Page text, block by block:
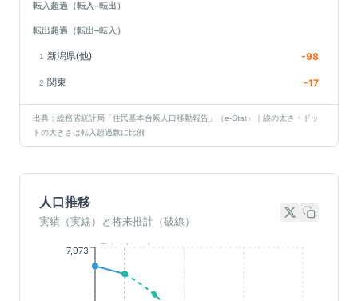
転入超過（転入−転出）
転出超過（転出−転入）
1 新潟県(他) -98
2 関東 -17
出典：総務省統計局「住民基本台帳人口移動報告」（e-Stat）｜線の太さ・ドッ
トの大きさは転入超過数に比例
人口推移
実績（実線）と将来推計（破線）
7,973